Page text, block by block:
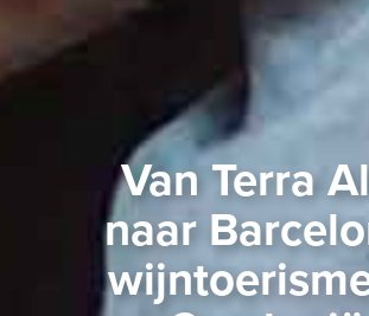
Van Terra
naar